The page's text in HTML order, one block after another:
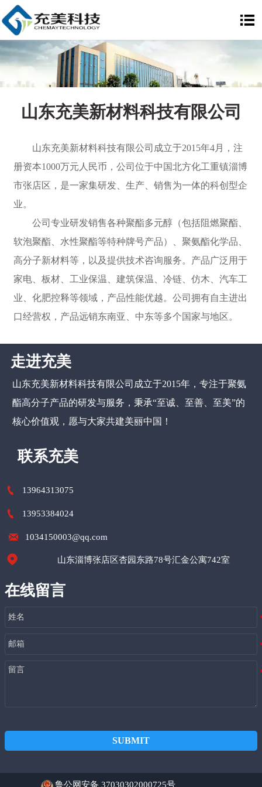

山东充美新材料科技有限公司
山东充美新材料科技有限公司成立于2015年4月，注
册资本1000万元人民币，公司位于中国北方化工重镇淄博
市张店区，是一家集研发、生产、销售为一体的科创型企
业。
公司专业研发销售各种聚酯多元醇（包括阻燃聚酯、
软泡聚酯、水性聚酯等特种牌号产品）、聚氨酯化学品、
高分子新材料等，以及提供技术咨询服务。产品广泛用于
家电、板材、工业保温、建筑保温、冷链、仿木、汽车工
业、化肥控释等领域，产品性能优越。公司拥有自主进出
口经营权，产品远销东南亚、中东等多个国家与地区。
走进充美
山东充美新材料科技有限公司 成立于2015年，专注于聚氨
酯高分子产品的研发与服务，秉承“至诚、至善、至美”的
核心价值观，愿与大家共建美丽中国！
联系充美
 13964313075
 13953384024
 1034150003@qq.com
 山东淄博张店区杏园东路78号汇金公寓742室
在线留言
SUBMIT
鲁公网安备 37030302000725号